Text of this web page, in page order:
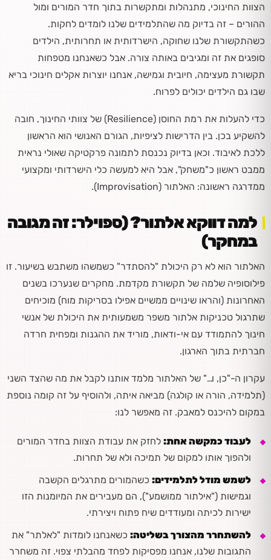
הצוות החינוכי, מתנהלות ומתקשרות בתוך חדר המורים ומול
ההורים – זה בדיוק מה שהתלמידים שלנו לומדים לחקות.
כשהתקשורת שלנו שחוקה, הישרדותית או תחרותית, הילדים
סופגים את זה ומגיבים באותה צורה. אבל כשאנחנו מטפחות
תקשורת מעצימה, חיובית וגמישה, אנחנו יוצרות אקלים חינוכי בריא
שבו גם הילדים יכולים לפרוח.
כדי להעלות את רמת החוסן (Resilience) של צוותי החינוך, חובה
להשקיע בכן. בין הדרישות לציפיות, הגורם האנושי הוא הראשון
ללכת לאיבוד. וכאן בדיוק נכנסת לתמונה פרקטיקה שאולי נראית
ממבט ראשון כ"משחק", אבל היא למעשה כלי הישרדותי ומקצועי
ממדרגה ראשונה: האלתור (Improvisation).
למה דווקא אלתור? (ספוילר: זה מגובה
במחקר)
האלתור הוא לא רק היכולת "להסתדר" כשמשהו משתבש בשיעור. זו
פילוסופיה שלמה של תקשורת מקדמת. מחקרים שנערכו בשנים
האחרונות (והראו שינויים ממשיים אפילו בסריקות מוח) מוכיחים
שתרגול טכניקות אלתור משפר משמעותית את היכולת של אנשי
חינוך להתמודד עם אי-ודאות, מוריד את ההגנות ומפחית חרדה
חברתית בתוך הארגון.
עקרון ה-"כן, ו…" של האלתור מלמד אותנו לקבל את מה שהצד השני
(תלמידה, הורה או קולגה) מביאה איתה, ולהוסיף על זה קומה נוספת
במקום להיכנס למאבק. זה מאפשר לנו:
לעבוד כמקשה אחת: לחזק את עבודת הצוות בחדר המורים
ולהפוך אותו למקום של תמיכה ולא של תחרות.
לשמש מודל לתלמידים: כשהמורים מתרגלים הקשבה
וגמישות ("אילתור ממושמע"), הם מעבירים את המיומנות הזו
ישירות לכיתה ומעודדים שיח פתוח ויצירתי.
להשתחרר מהצורך בשליטה: כשאנחנו לומדות "לאלתר" את
התגובות שלנו, אנחנו מפסיקות לפחד מהבלתי צפוי. זה משחרר